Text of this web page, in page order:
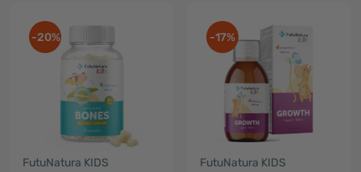
-20%
FutuNatura KIDS
-17%
FutuNatura KIDS